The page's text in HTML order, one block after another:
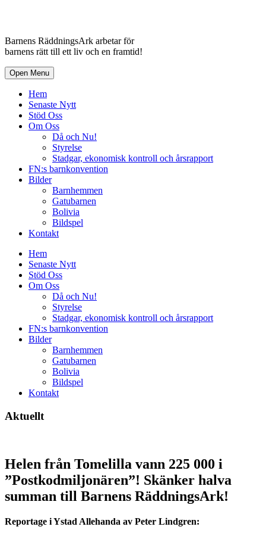
Barnens RäddningsArk arbetar för
barnens rätt till ett liv och en framtid!
Open Menu
Hem
Senaste Nytt
Stöd Oss
Om Oss
Då och Nu!
Styrelse
Stadgar, ekonomisk kontroll och årsrapport
FN:s barnkonvention
Bilder
Barnhemmen
Gatubarnen
Bolivia
Bildspel
Kontakt
Hem
Senaste Nytt
Stöd Oss
Om Oss
Då och Nu!
Styrelse
Stadgar, ekonomisk kontroll och årsrapport
FN:s barnkonvention
Bilder
Barnhemmen
Gatubarnen
Bolivia
Bildspel
Kontakt
Aktuellt
Helen från Tomelilla vann 225 000 i
”Postkodmiljonären”! Skänker halva
summan till Barnens RäddningsArk!
Reportage i Ystad Allehanda av Peter Lindgren: